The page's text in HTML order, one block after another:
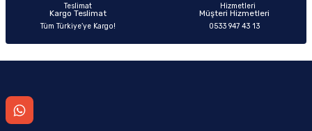
Kargo Teslimat
Tüm Türkiye’ye Kargo!
Müşteri Hizmetleri
0533 947 43 13